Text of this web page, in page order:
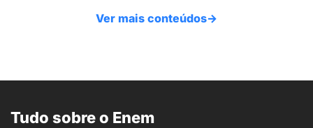
Ver mais conteúdos→
Tudo sobre o Enem